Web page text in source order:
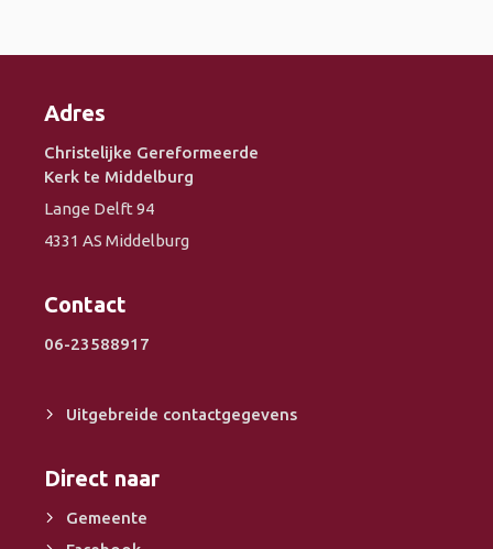
Adres
Christelijke Gereformeerde
Kerk te Middelburg
Lange Delft 94
4331 AS Middelburg
Contact
06-23588917
Uitgebreide contactgegevens
Direct naar
Gemeente